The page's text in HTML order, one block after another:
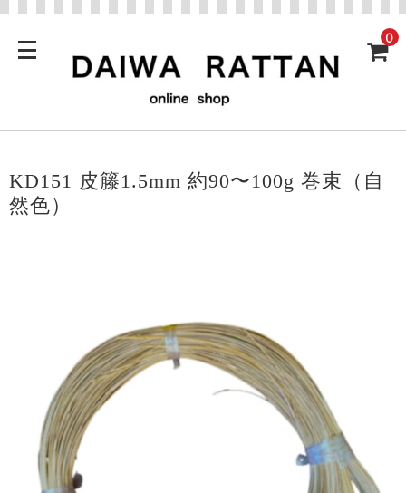
0
KD151 皮籐1.5mm 約90〜100g 巻束（自
然色）